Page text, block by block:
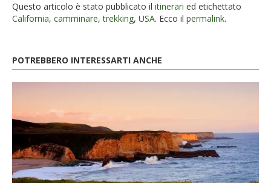
Questo articolo è stato pubblicato il itinerari ed etichettato
California, camminare,trekking, USA. Ecco il permalink.
POTREBBERO INTERESSARTI ANCHE